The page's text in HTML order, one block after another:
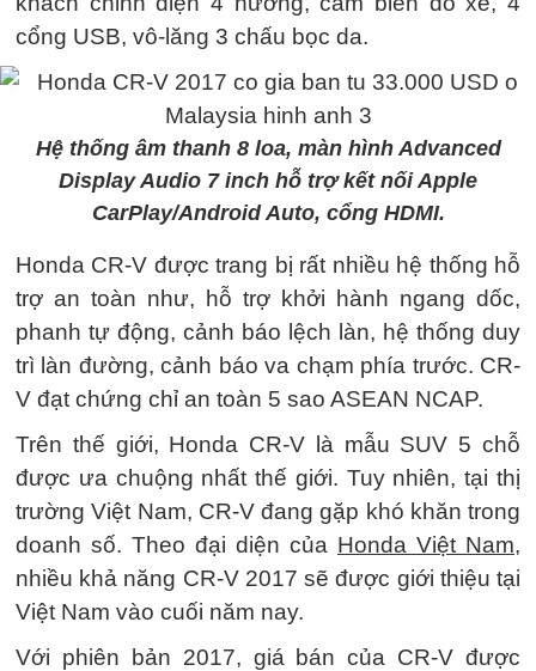
cổng USB, vô-lăng 3 chấu bọc da.
Hệ thống âm thanh 8 loa, màn hình Advanced
Display Audio 7 inch hỗ trợ kết nối Apple
CarPlay/Android Auto, cổng HDMI.
Honda CR-V được trang bị rất nhiều hệ thống hỗ
trợ an toàn như, hỗ trợ khởi hành ngang dốc,
phanh tự động, cảnh báo lệch làn, hệ thống duy
trì làn đường, cảnh báo va chạm phía trước. CR-
V đạt chứng chỉ an toàn 5 sao ASEAN NCAP.
Trên thế giới, Honda CR-V là mẫu SUV 5 chỗ
được ưa chuộng nhất thế giới. Tuy nhiên, tại thị
trường Việt Nam, CR-V đang gặp khó khăn trong
doanh số. Theo đại diện của Honda Việt Nam,
nhiều khả năng CR-V 2017 sẽ được giới thiệu tại
Việt Nam vào cuối năm nay.
Với phiên bản 2017, giá bán của CR-V được